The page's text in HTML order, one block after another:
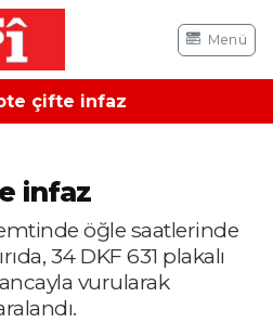
Menü
çifte infaz
infaz
öğle saatlerinde
34 DKF 631 plakalı
vurularak